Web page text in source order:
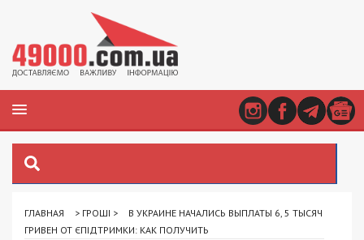
ГЛАВНАЯ > ГРОШІ >
В УКРАИНЕ НАЧАЛИСЬ ВЫПЛАТЫ 6, 5 ТЫСЯЧ
ГРИВЕН ОТ ЄПІДТРИМКИ: КАК ПОЛУЧИТЬ